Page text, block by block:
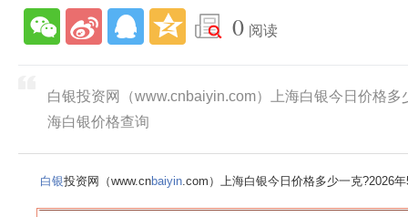
0 阅读
白银投资网（www.cnbaiyin.com）上海白银今日价格
海白银价格查询
白银投资网（www.cnbaiyin.com）上海白银今日价格多少一克?2026